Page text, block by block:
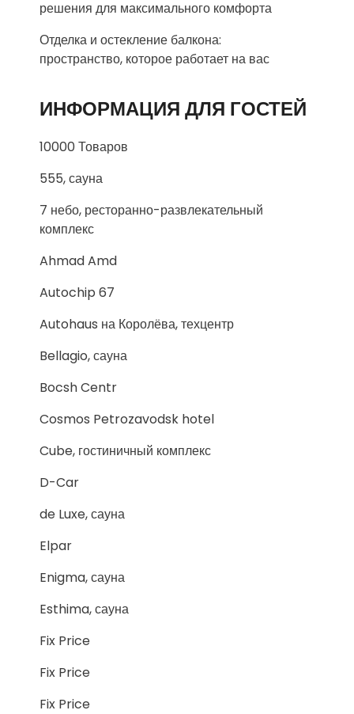
решения для максимального комфорта
Отделка и остекление балкона:
пространство, которое работает на вас
ИНФОРМАЦИЯ ДЛЯ ГОСТЕЙ
10000 Товаров
555, сауна
7 небо, ресторанно-развлекательный
комплекс
Ahmad Amd
Autochip 67
Autohaus на Королёва, техцентр
Bellagio, сауна
Bocsh Centr
Cosmos Petrozavodsk hotel
Cube, гостиничный комплекс
D-Car
de Luxe, сауна
Elpar
Enigma, сауна
Esthima, сауна
Fix Price
Fix Price
Fix Price